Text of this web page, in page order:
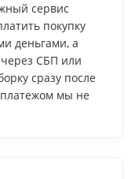
сервис
покупку
деньгами, а
СБП или
сразу после
мы не